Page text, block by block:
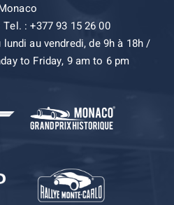
: +377 93 15 26 00
lundi au vendredi, de 9h à 18h /
to Friday, 9 am to 6 pm